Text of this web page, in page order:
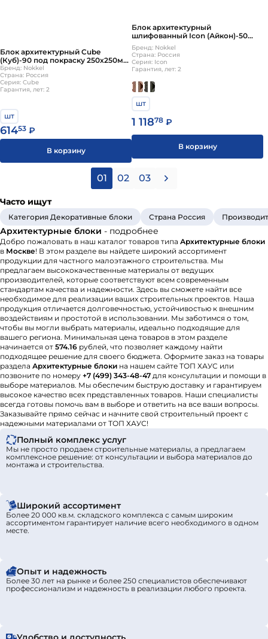
Блок архитектурный Cube
(Куб)-90 под покраску 250х250мм
Nokkel
Бренд: Nokkel
Страна: Россия
Серия: Cube
Гарантия, лет: 2
шт
61453 ₽
В корзину
Блок архитектурный
шлифованный Icon (Айкон)-50
LUX 250х250мм Nokkel
Бренд: Nokkel
Страна: Россия
Серия: Icon
Гарантия, лет: 2
шт
1 11878 ₽
В корзину
01 02 03
Часто ищут
Категория Декоративные блоки Страна Россия
Архитектурные блоки - подробнее
Добро пожаловать в наш каталог товаров типа Архитектурные блоки
в Москве! В этом разделе вы найдете широкий ассортимент
продукции для частного малоэтажного строительства. Мы
предлагаем высококачественные материалы от ведущих
производителей, которые соответствуют всем современным
стандартам качества и надежности. Здесь вы сможете найти все
необходимое для реализации ваших строительных проектов. Наша
продукция отличается долговечностью, устойчивостью к внешним
воздействиям и простотой в использовании. Мы заботимся о том,
чтобы вы могли выбрать материалы, идеально подходящие для
вашего региона. Минимальная цена товаров в этом разделе
начинается от 574.16 рублей, что позволяет каждому найти
подходящее решение для своего бюджета. Оформите заказ на товары
раздела Архитектурные блоки на нашем сайте ТОП ХАУС или
позвоните по номеру +7 (499) 343-48-47 для консультации и помощи в
выборе материалов. Мы обеспечим быструю доставку и гарантируем
высокое качество всех представленных товаров. Наши специалисты
всегда готовы помочь вам в выборе и ответить на все ваши вопросы.
Заказывайте прямо сейчас и начните свой строительный проект с
надежными материалами от ТОП ХАУС!
Полный комплекс услуг
Мы не просто продаем строительные материалы, а предлагаем
комплексное решение: от консультации и выбора материалов до
монтажа и строительства.
Широкий ассортимент
Более 20 000 кв.м. складского комплекса с самым широким
ассортиментом гарантирует наличие всего необходимого в одном
месте.
Опыт и надежность
Более 30 лет на рынке и более 250 специалистов обеспечивают
профессионализм и надежность в реализации любого проекта.